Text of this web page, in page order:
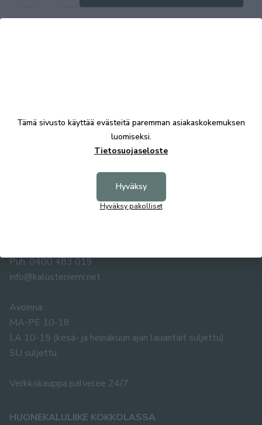
KALUSTE ÅKE NIEMI OY
Puh. 0400 483 019
info@kalusteniemi.net
Avoinna:
MA-PE 10-18
LA 10-15 (kesä- ja heinäkuun ajan lauantait suljettu)
SU suljettu
Verkkokauppa palvelee 24/7
HUONEKALULIIKE KOKKOLASSA
Tämä sivusto käyttää evästeitä paremman asiakaskokemuksen
luomiseksi.
Tietosuojaseloste
Hyväksy
Hyväksy pakolliset